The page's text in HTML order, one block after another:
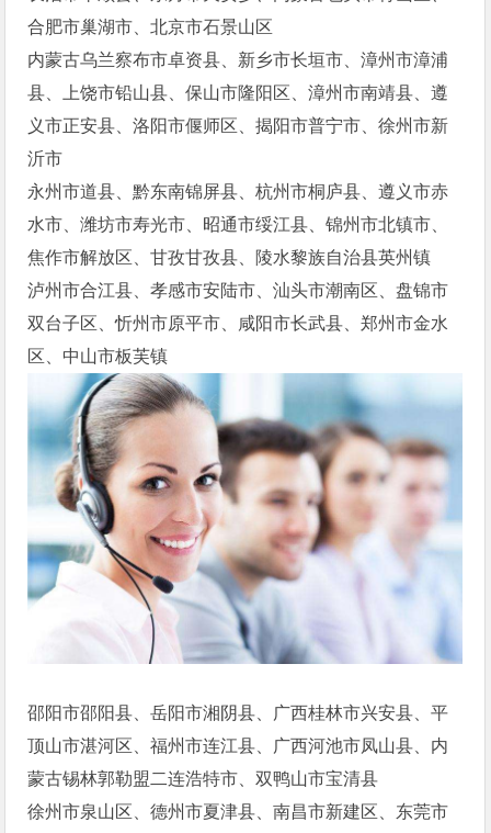
合肥市巢湖市、北京市石景山区
内蒙古乌兰察布市卓资县、新乡市长垣市、漳州市漳浦
县、上饶市铅山县、保山市隆阳区、漳州市南靖县、遵
义市正安县、洛阳市偃师区、揭阳市普宁市、徐州市新
沂市
永州市道县、黔东南锦屏县、杭州市桐庐县、遵义市赤
水市、潍坊市寿光市、昭通市绥江县、锦州市北镇市、
焦作市解放区、甘孜甘孜县、陵水黎族自治县英州镇
泸州市合江县、孝感市安陆市、汕头市潮南区、盘锦市
双台子区、忻州市原平市、咸阳市长武县、郑州市金水
区、中山市板芙镇
邵阳市邵阳县、岳阳市湘阴县、广西桂林市兴安县、平
顶山市湛河区、福州市连江县、广西河池市凤山县、内
蒙古锡林郭勒盟二连浩特市、双鸭山市宝清县
徐州市泉山区、德州市夏津县、南昌市新建区、东莞市